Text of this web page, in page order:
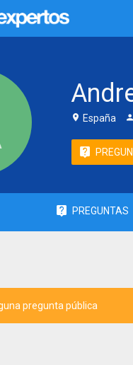
España
PREGUNTAS
pregunta pública